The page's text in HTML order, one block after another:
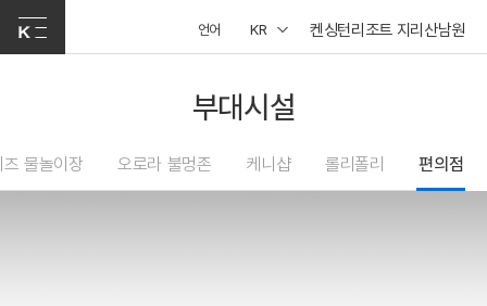
언어 KR 켄싱턴리조트 지리산남원
부대시설
물놀이장 오로라 불멍존 케니샵 롤리폴리 편의점